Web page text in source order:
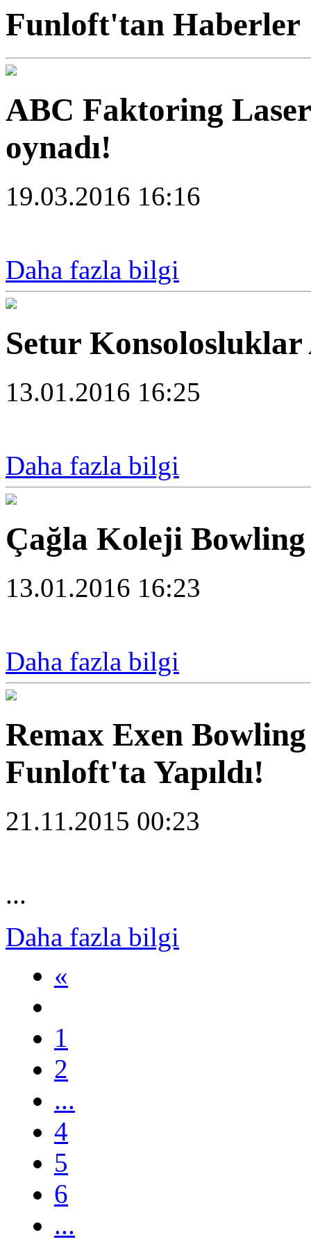
Funloft'tan Haberler
ABC Faktoring
oynadı!
19.03.2016 16:16
Daha fazla bilgi
Setur Konsolosluklar
13.01.2016 16:25
Daha fazla bilgi
Çağla Koleji Bowling
13.01.2016 16:23
Daha fazla bilgi
Remax Exen
Funloft'ta Yapıldı!
21.11.2015 00:23
...
Daha fazla bilgi
«
1
2
...
4
5
6
...